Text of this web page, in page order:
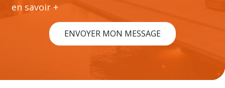
en savoir +
ENVOYER MON MESSAGE